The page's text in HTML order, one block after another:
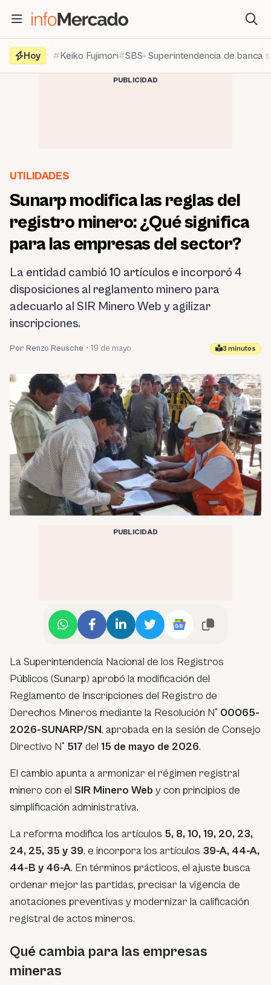
contenido
Hoy
Keiko Fujimori SBS- Superintendencia de banca
PUBLICIDAD
UTILIDADES
Sunarp modifica las reglas del
registro minero: ¿Qué significa
para las empresas del sector?
La entidad cambió 10 artículos e incorporó 4
disposiciones al reglamento minero para
adecuarlo al SIR Minero Web y agilizar
inscripciones.
Por Renzo Reusche • 19 de mayo 3 minutos
PUBLICIDAD
La Superintendencia Nacional de los Registros
Públicos (Sunarp) aprobó la modificación del
Reglamento de Inscripciones del Registro de
Derechos Mineros mediante la Resolución N° 00065-
2026-SUNARP/SN, aprobada en la sesión de Consejo
Directivo N° 517 del 15 de mayo de 2026.
El cambio apunta a armonizar el régimen registral
minero con el SIR Minero Web y con principios de
simplificación administrativa.
La reforma modifica los artículos 5, 8, 10, 19, 20, 23,
24, 25, 35 y 39, e incorpora los artículos 39-A, 44-A,
44-B y 46-A. En términos prácticos, el ajuste busca
ordenar mejor las partidas, precisar la vigencia de
anotaciones preventivas y modernizar la calificación
registral de actos mineros.
Qué cambia para las empresas
mineras